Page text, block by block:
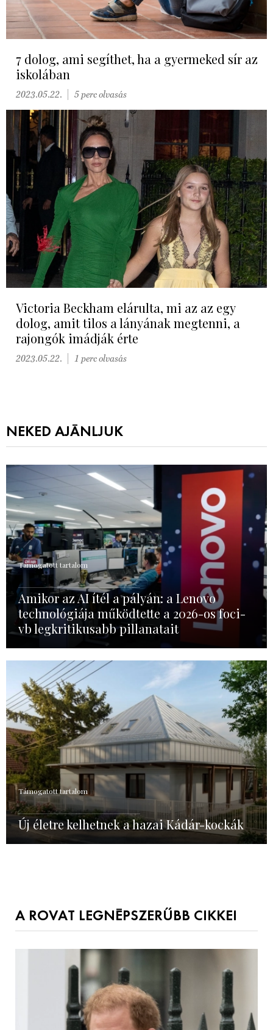
7 dolog, ami segíthet, ha a gyermeked sír az
iskolában
2023.05.22. 5 perc olvasás
Victoria Beckham elárulta, mi az az egy
dolog, amit tilos a lányának megtenni, a
rajongók imádják érte
2023.05.22. 1 perc olvasás
NEKED AJÁNLJUK
Támogatott tartalom
Amikor az AI ítél a pályán: a Lenovo
technológiája működtette a 2026-os foci-
vb legkritikusabb pillanatait
Támogatott tartalom
Új életre kelhetnek a hazai Kádár-kockák
A ROVAT LEGNÉPSZERŰBB CIKKEI